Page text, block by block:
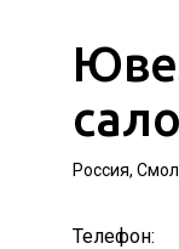
Россия,
Телефон: